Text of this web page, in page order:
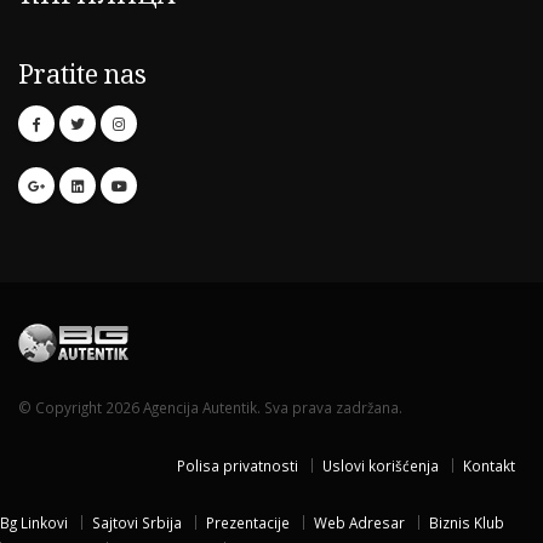
Pratite nas
© Copyright 2026 Agencija Autentik. Sva prava zadržana.
Polisa privatnosti Uslovi korišćenja Kontakt
Bg Linkovi Sajtovi Srbija Prezentacije Web Adresar
Biznis Klub